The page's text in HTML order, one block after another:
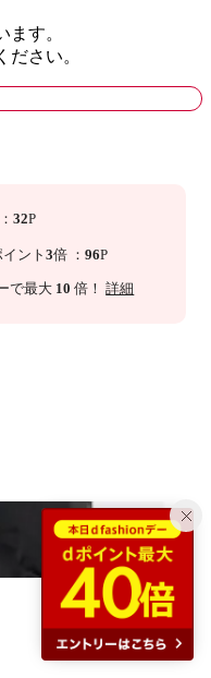
す。
さい。
：32P
イント3倍 ：96P
で最大 10 倍！詳細